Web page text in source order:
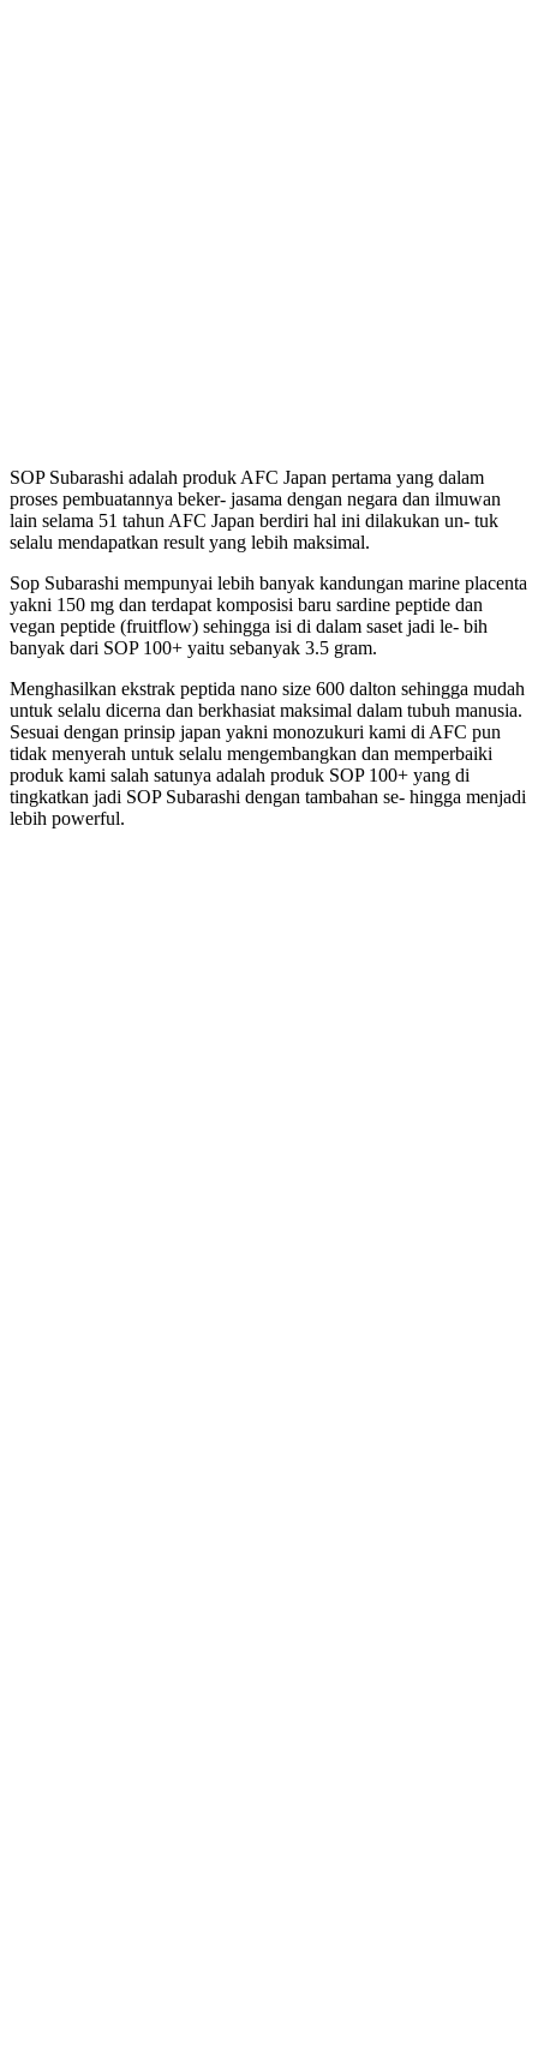
SOP Subarashi adalah produk AFC Japan pertama yang dalam
proses pembuatannya beker- jasama dengan negara dan ilmuwan
lain selama 51 tahun AFC Japan berdiri hal ini dilakukan un- tuk
selalu mendapatkan result yang lebih maksimal.
Sop Subarashi mempunyai lebih banyak kandungan marine placenta
yakni 150 mg dan terdapat komposisi baru sardine peptide dan
vegan peptide (fruitflow) sehingga isi di dalam saset jadi le- bih
banyak dari SOP 100+ yaitu sebanyak 3.5 gram.
Menghasilkan ekstrak peptida nano size 600 dalton sehingga mudah
untuk selalu dicerna dan berkhasiat maksimal dalam tubuh manusia.
Sesuai dengan prinsip japan yakni monozukuri kami di AFC pun
tidak menyerah untuk selalu mengembangkan dan memperbaiki
produk kami salah satunya adalah produk SOP 100+ yang di
tingkatkan jadi SOP Subarashi dengan tambahan se- hingga menjadi
lebih powerful.